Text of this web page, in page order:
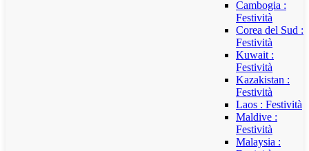
Cambogia :
Festività
Corea del Sud :
Festività
Kuwait :
Festività
Kazakistan :
Festività
Laos : Festività
Maldive :
Festività
Malaysia :